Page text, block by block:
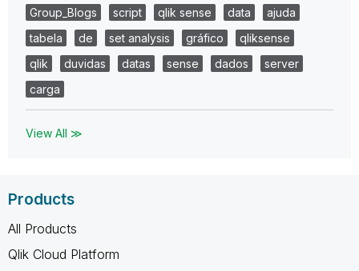
Group_Blogs
script qlik sense data
ajuda
tabela
de set analysis gráfico
qliksense
qlik
duvidas datas sense dados
server
carga
View All ≫
Products
All Products
Qlik Cloud Platform